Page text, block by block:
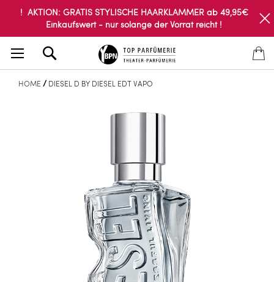
! AKTION: GRATIS STYLISCHE HAARKLAMMER ab 49,95€
Einkaufswert - nur solange der Vorrat reicht !
HOME DIESEL D BY DIESEL EDT VAPO